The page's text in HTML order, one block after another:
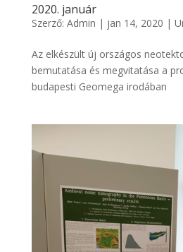
2020. január
Szerző: Admin | jan 14, 2020 |
Az elkészült új országos
bemutatása és megvitatása a
budapesti Geomega irodában